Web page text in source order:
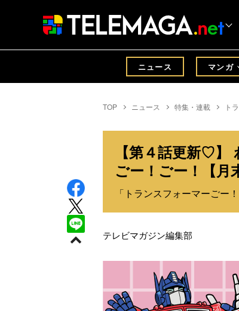
ニュース マンガ
TOP ニュース 特集・連載 ト
【第４話更新♡
ごー！ごー！【月
「トランスフォーマーごー
テレビマガジン編集部